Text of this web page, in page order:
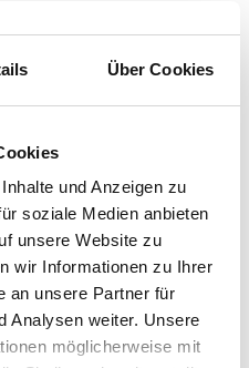
Über Cookies
und Anzeigen zu
soziale Medien anbieten
unsere Website zu
wir Informationen zu Ihrer
an unsere Partner für
Analysen weiter. Unsere
möglicherweise mit